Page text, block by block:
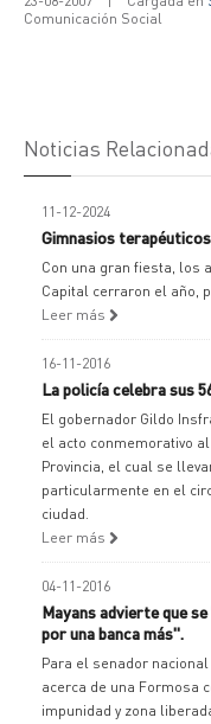
Comunicación Social
Noticias
11-12-2024
Gimnasios
Con una gran fiesta, los
Capital cerraron el año,
Leer más
16-11-2016
La policía celebra sus
El gobernador Gildo
el acto conmemorativo
Provincia, el cual se
particularmente en el
ciudad.
Leer más
04-11-2016
Mayans advierte que
por una banca más".
Para el senador
acerca de una Formosa
impunidad y zona